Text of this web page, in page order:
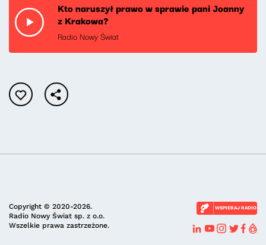
Kto naruszył prawo w sprawie pani Joanny
z Krakowa?
Radio Nowy Świat
Copyright © 2020-2026.
Radio Nowy Świat sp. z o.o.
Wszelkie prawa zastrzeżone.
WSPIERAJ RADIO